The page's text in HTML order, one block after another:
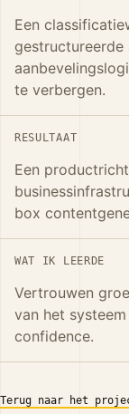
Een
te verbergen.
RESULTAAT
Een
box
WAT IK LEERDE
Vertrouwen
van het
confidence.
Terug naar het